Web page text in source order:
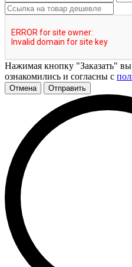
Нажимая кнопку "Заказать" вы
ознакомились и согласны с
Отмена Отправить